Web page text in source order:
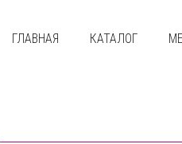
ГЛАВНАЯ КАТАЛОГ